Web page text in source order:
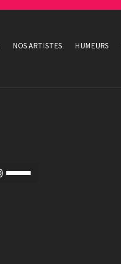
NOS ARTISTES HUMEURS